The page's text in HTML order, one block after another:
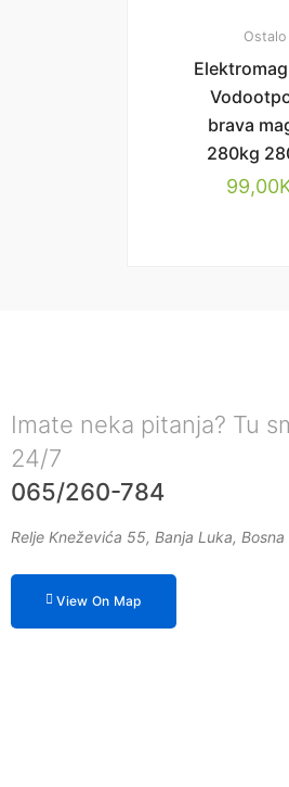
Ostalo
brava
280kg
99,00
Imate neka pitanja? Tu
24/7
065/260-784
Relje Kneževića 55, Banja Luka,
View On Map